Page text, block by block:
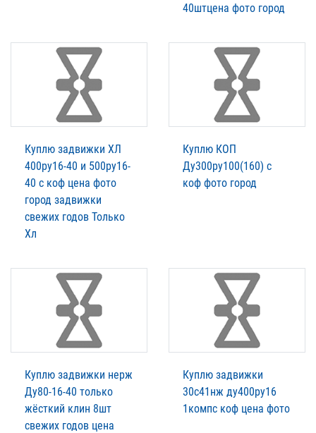
40штцена фото город
Куплю задвижки ХЛ
400ру16-40 и 500ру16-
40 с коф цена фото
город задвижки
свежих годов Только
Хл
Куплю КОП
Ду300ру100(160) с
коф фото город
Куплю задвижки нерж
Ду80-16-40 только
жёсткий клин 8шт
свежих годов цена
Куплю задвижки
30с41нж ду400ру16
1компс коф цена фото